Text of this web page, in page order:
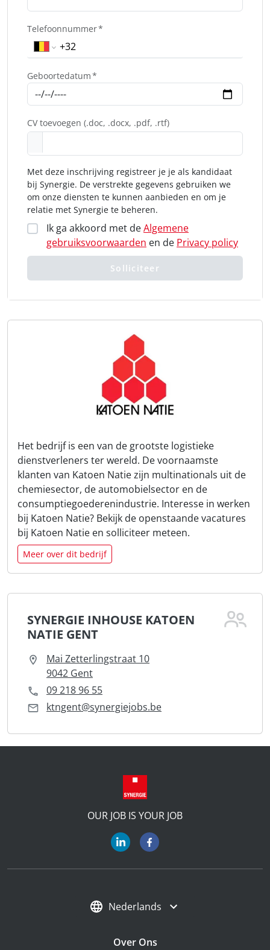
Telefoonnummer
Geboortedatum
CV toevoegen (.doc, .docx, .pdf, .rtf)
Met deze inschrijving registreer je je als kandidaat
bij Synergie. De verstrekte gegevens gebruiken we
om onze diensten te kunnen aanbieden en om je
relatie met Synergie te beheren.
Ik ga akkoord met deAlgemene
gebruiksvoorwaarden en de Privacy policy
Solliciteer
Het bedrijf is een van de grootste logistieke
dienstverleners ter wereld. De voornaamste
klanten van Katoen Natie zijn multinationals uit de
chemiesector, de automobielsector en de
consumptiegoederenindustrie. Interesse in werken
bij Katoen Natie? Bekijk de openstaande vacatures
bij Katoen Natie en solliciteer meteen.
Meer over dit bedrijf
SYNERGIE INHOUSE KATOEN
NATIE GENT
Mai Zetterlingstraat 10
9042 Gent
09 218 96 55
ktngent@synergiejobs.be
OUR JOB IS YOUR JOB
Nederlands
Over Ons